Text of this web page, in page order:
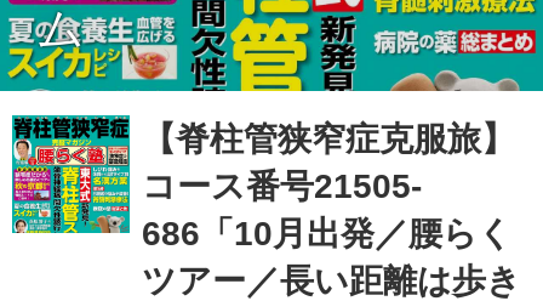
ム
【脊柱管狭窄症克服旅】
コース番号21505-
686「10月出発／腰らく
ツアー／長い距離は歩き